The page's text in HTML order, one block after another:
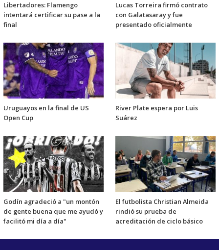
Libertadores: Flamengo
intentará certificar su pase a la
final
Lucas Torreira firmó contrato
con Galatasaray y fue
presentado oficialmente
Uruguayos en la final de US
Open Cup
River Plate espera por Luis
Suárez
Godín agradeció a "un montón
de gente buena que me ayudó y
facilitó mi día a día"
El futbolista Christian Almeida
rindió su prueba de
acreditación de ciclo básico